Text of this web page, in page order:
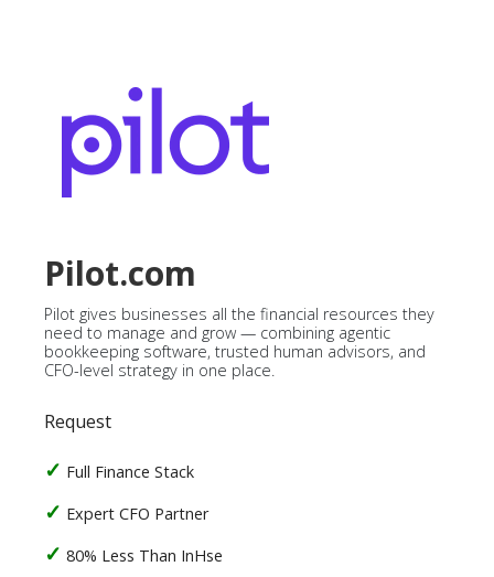
Pilot.com
Pilot gives businesses all the financial resources they
need to manage and grow — combining agentic
bookkeeping software, trusted human advisors, and
CFO-level strategy in one place.
Request
Full Finance Stack
Expert CFO Partner
80% Less Than InHse